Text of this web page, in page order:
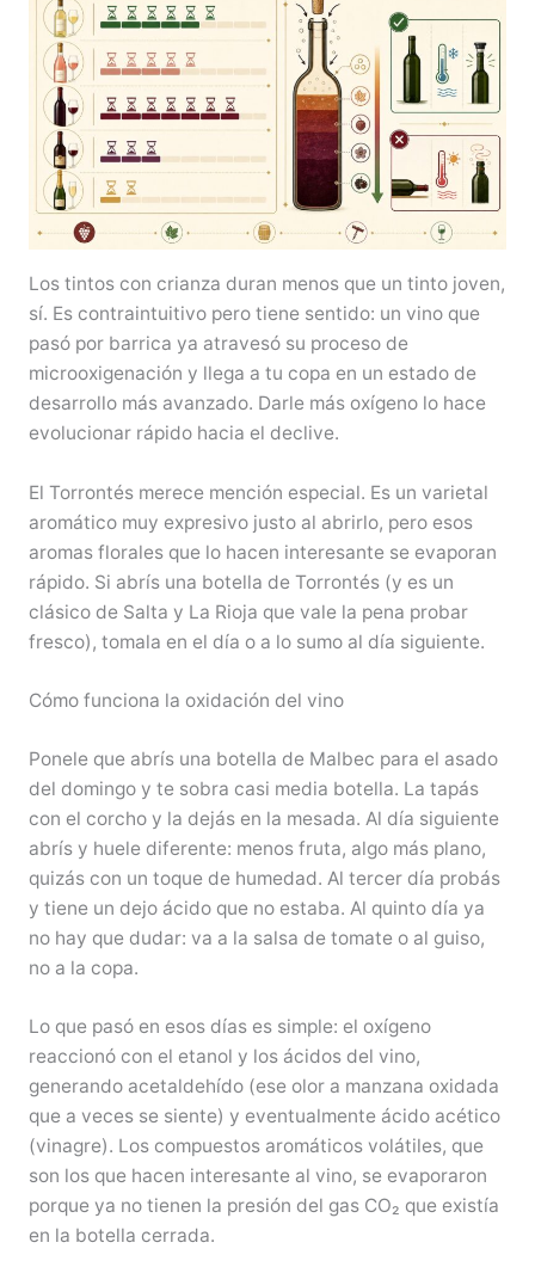
Los tintos con crianza duran menos que un tinto joven,
sí. Es contraintuitivo pero tiene sentido: un vino que
pasó por barrica ya atravesó su proceso de
microoxigenación y llega a tu copa en un estado de
desarrollo más avanzado. Darle más oxígeno lo hace
evolucionar rápido hacia el declive.
El Torrontés merece mención especial. Es un varietal
aromático muy expresivo justo al abrirlo, pero esos
aromas florales que lo hacen interesante se evaporan
rápido. Si abrís una botella de Torrontés (y es un
clásico de Salta y La Rioja que vale la pena probar
fresco), tomala en el día o a lo sumo al día siguiente.
Cómo funciona la oxidación del vino
Ponele que abrís una botella de Malbec para el asado
del domingo y te sobra casi media botella. La tapás
con el corcho y la dejás en la mesada. Al día siguiente
abrís y huele diferente: menos fruta, algo más plano,
quizás con un toque de humedad. Al tercer día probás
y tiene un dejo ácido que no estaba. Al quinto día ya
no hay que dudar: va a la salsa de tomate o al guiso,
no a la copa.
Lo que pasó en esos días es simple: el oxígeno
reaccionó con el etanol y los ácidos del vino,
generando acetaldehído (ese olor a manzana oxidada
que a veces se siente) y eventualmente ácido acético
(vinagre). Los compuestos aromáticos volátiles, que
son los que hacen interesante al vino, se evaporaron
porque ya no tienen la presión del gas CO₂ que existía
en la botella cerrada.